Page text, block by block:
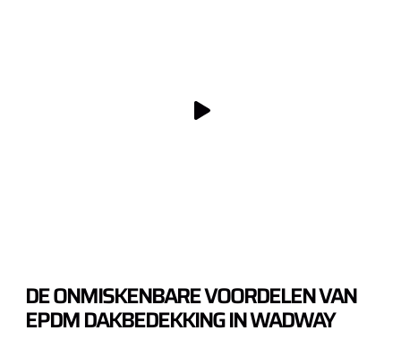
DE ONMISKENBARE VOORDELEN VAN
EPDM DAKBEDEKKING IN WADWAY